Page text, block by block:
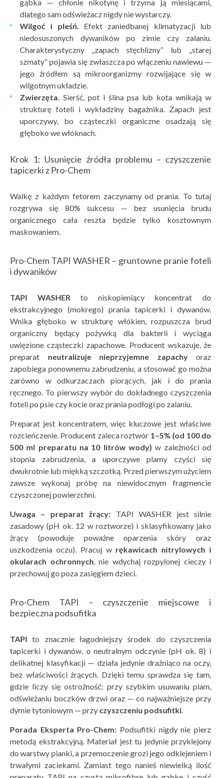
gąbka — chłonie nikotynę i trzyma ją miesiącami,
dlatego sam odświeżacz nigdy nie wystarczy.
Wilgoć i pleśń. Efekt zaniedbanej klimatyzacji lub
niedosuszonych dywaników po zimie czy zalaniu.
Charakterystyczny „zapach stęchlizny” lub „starej
szmaty” pojawia się zwłaszcza po włączeniu nawiewu —
jego źródłem są mikroorganizmy rozwijające się w
wilgotnym układzie.
Zwierzęta. Sierść, pot i ślina psa lub kota wnikają w
strukturę foteli i wykładziny bagażnika. Zapach jest
uporczywy, bo cząsteczki organiczne osadzają się
głęboko we włóknach.
Krok 1: Usunięcie źródła problemu – czyszczenie
tapicerki z Pro-Chem
Walkę z każdym fetorem zaczynamy od prania. To tutaj
rozgrywa się 80% sukcesu — bez usunięcia brudu
organicznego cała reszta będzie tylko kosztownym
maskowaniem.
Pro-Chem TAPI WASHER – gruntowne pranie foteli
i dywaników
TAPI WASHER to niskopieniący koncentrat do
ekstrakcyjnego (mokrego) prania tapicerki i dywanów.
Wnika głęboko w strukturę włókien, rozpuszcza brud
organiczny będący pożywką dla bakterii i wyciąga
uwięzione cząsteczki zapachowe. Producent wskazuje, że
preparat neutralizuje nieprzyjemne zapachyoraz
zapobiega ponownemu zabrudzeniu, a stosować go można
zarówno w odkurzaczach piorących, jak i do prania
ręcznego. To pierwszy wybór do dokładnego czyszczenia
foteli po psie czy kocie oraz prania podłogi po zalaniu.
Preparat jest koncentratem, więc kluczowe jest właściwe
rozcieńczenie. Producent zaleca roztwór 1–5% (od 100 do
500 ml preparatu na 10 litrów wody) w zależności od
stopnia zabrudzenia, a uporczywe plamy czyści się
dwukrotnie lub miękką szczotką. Przed pierwszym użyciem
zawsze wykonaj próbę na niewidocznym fragmencie
czyszczonej powierzchni.
Uwaga – preparat żrący: TAPI WASHER jest silnie
zasadowy (pH ok. 12 w roztworze) i sklasyfikowany jako
żrący (powoduje poważne oparzenia skóry oraz
uszkodzenia oczu). Pracuj w rękawicach nitrylowych i
okularach ochronnych, nie wdychaj rozpylonej cieczy i
przechowuj go poza zasięgiem dzieci.
Pro-Chem TAPI – czyszczenie miejscowe i
bezpieczna podsufitka
TAPI to znacznie łagodniejszy środek do czyszczenia
tapicerki i dywanów, o neutralnym odczynie (pH ok. 8) i
delikatnej klasyfikacji — działa jedynie drażniąco na oczy,
bez właściwości żrących. Dzięki temu sprawdza się tam,
gdzie liczy się ostrożność: przy szybkim usuwaniu plam,
odświeżaniu boczków drzwi oraz — co najważniejsze przy
dymie tytoniowym — przy czyszczeniu podsufitki.
Porada Eksperta Pro-Chem: Podsufitki nigdy nie pierz
metodą ekstrakcyjną. Materiał jest tu jedynie przyklejony
do warstwy pianki, a przemoczenie grozi jego odklejeniem i
trwałymi zaciekami. Zamiast tego nanieś niewielką ilość